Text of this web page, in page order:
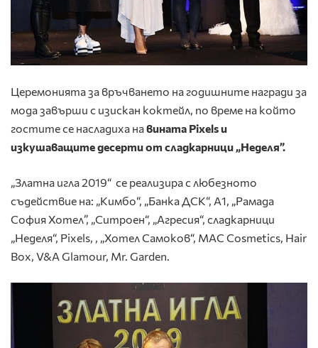
Церемонията за връчването на годишните награди за
мода завърши с изискан коктейл, по време на който
гостите се насладиха навината Pixels и
изкушаващите десерти от сладкарници „Неделя”.
„Златна игла 2019“ се реализира с любезното
съдействие на: „Кимбо“, „Банка ДСК“, A1, „Рамада
София Хотел”, „Ситроен“, „Агресия“, сладкарници
„Неделя“, Pixels, , „Хотел Самоков“, MAC Cosmetics, Hair
Box, V&A Glamour, Mr. Garden.